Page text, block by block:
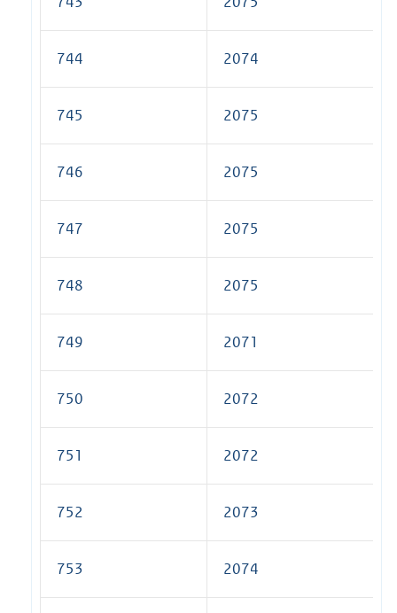
744 2074
745 2075
746 2075
747 2075
748 2075
749 2071
750 2072
751 2072
752 2073
753 2074